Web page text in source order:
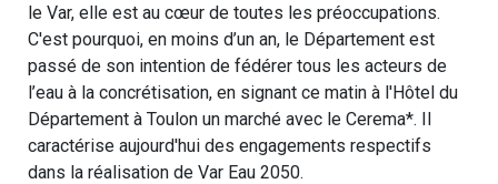
le Var, elle est au cœur de toutes les préoccupations.
C'est pourquoi, en moins d’un an, le Département est
passé de son intention de fédérer tous les acteurs de
l’eau à la concrétisation, en signant ce matin à l'Hôtel du
Département à Toulon un marché avec le Cerema*. Il
caractérise aujourd'hui des engagements respectifs
dans la réalisation de Var Eau 2050.